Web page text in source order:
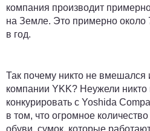
компания производит
на Земле. Это примерно
в год.
Так почему никто не вмешался
компании YKK? Неужели никто
конкурировать с Yoshida
в том, что огромное
обуви, сумок, которые